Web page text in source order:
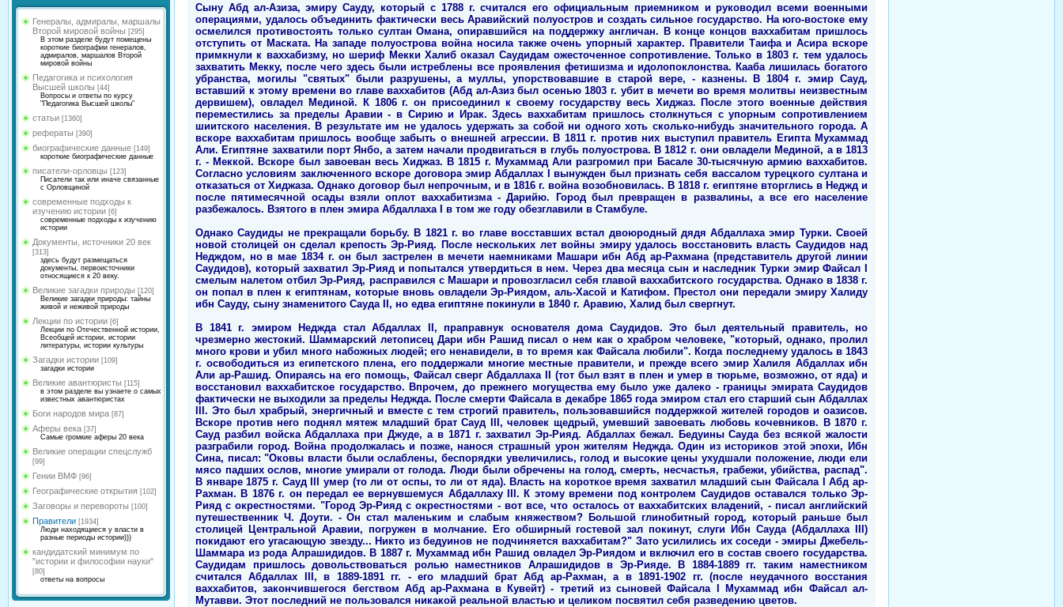
Генералы, адмиралы, маршалы
Второй мировой войны [295]
В этом разделе будут помещены
короткие биографии генералов,
адмиралов, маршалов Второй
мировой войны
Педагогика и психология
Высшей школы [44]
Вопросы и ответы по курсу
"Педагогика Высшей школы"
статьи [1360]
рефераты [390]
биографические данные [149]
короткие биографические данные
писатели-орловцы [123]
Писатели так или иначе связанные
с Орловщиной
современные подходы к
изучению истории [6]
современные подходы к изучению
истории
Документы, источники 20 век
[313]
здесь будут размещаться
документы, первоисточники
относящиеся к 20 веку.
Великие загадки природы [120]
Великие загадки природы: тайны
живой и неживой природы
Лекции по истории [6]
Лекции по Отечественной истории,
Всеобщей истории, истории
литературы, истории культуры
Загадки истории [109]
загадки истории
Великие авантюристы [115]
в этом разделе вы узнаете о самых
известных авантюристах
Боги народов мира [87]
Аферы века [37]
Самые громкие аферы 20 века
Великие операции спецслужб
[99]
Гении ВМФ [96]
Географические открытия [102]
Заговоры и перевороты [100]
Правители [1934]
Люди находящиеся у власти в
разные периоды истории)))
кандидатский минимум по
"истории и философии науки"
[80]
ответы на вопросы
Сыну Абд ал-Азиза, эмиру Сауду, который с 1788 г. считался его официальным приемником и руководил всеми военными
операциями, удалось объединить фактически весь Аравийский полуостров и создать сильное государство. На юго-востоке ему
осмелился противостоять только султан Омана, опиравшийся на поддержку англичан. В конце концов ваххабитам пришлось
отступить от Маската. На западе полуострова война носила также очень упорный характер. Правители Таифа и Асира вскоре
примкнули к ваххабизму, но шериф Мекки Халиб оказал Саудидам ожесточенное сопротивление. Только в 1803 г. тем удалось
захватить Мекку, после чего здесь были истреблены все проявления фетишизма и идолопоклонства. Кааба лишилась богатого
убранства, могилы "святых" были разрушены, а муллы, упорствовавшие в старой вере, - казнены. В 1804 г. эмир Сауд,
вставший к этому времени во главе ваххабитов (Абд ал-Азиз был осенью 1803 г. убит в мечети во время молитвы неизвестным
дервишем), овладел Мединой. К 1806 г. он присоединил к своему государству весь Хиджаз. После этого военные действия
переместились за пределы Аравии - в Сирию и Ирак. Здесь ваххабитам пришлось столкнуться с упорным сопротивлением
шиитского населения. В результате им не удалось удержать за собой ни одного хоть сколько-нибудь значительного города. А
вскоре ваххабитам пришлось вообще забыть о внешней агрессии. В 1811 г. против них выступил правитель Египта Мухаммад
Али. Египтяне захватили порт Янбо, а затем начали продвигаться в глубь полуострова. В 1812 г. они овладели Мединой, а в 1813
г. - Меккой. Вскоре был завоеван весь Хиджаз. В 1815 г. Мухаммад Али разгромил при Басале 30-тысячную армию ваххабитов.
Согласно условиям заключенного вскоре договора эмир Абдаллах I вынужден был признать себя вассалом турецкого султана и
отказаться от Хиджаза. Однако договор был непрочным, и в 1816 г. война возобновилась. В 1818 г. египтяне вторглись в Неджд и
после пятимесячной осады взяли оплот ваххабитизма - Дарийю. Город был превращен в развалины, а все его население
разбежалось. Взятого в плен эмира Абдаллаха I в том же году обезглавили в Стамбуле.
Однако Саудиды не прекращали борьбу. В 1821 г. во главе восставших встал двоюродный дядя Абдаллаха эмир Турки. Своей
новой столицей он сделал крепость Эр-Рияд. После нескольких лет войны эмиру удалось восстановить власть Саудидов над
Недждом, но в мае 1834 г. он был застрелен в мечети наемниками Машари ибн Абд ар-Рахмана (представитель другой линии
Саудидов), который захватил Эр-Рияд и попытался утвердиться в нем. Через два месяца сын и наследник Турки эмир Файсал I
смелым налетом отбил Эр-Рияд, расправился с Машари и провозгласил себя главой ваххабитского государства. Однако в 1838 г.
он попал в плен к египтянам, которые вновь овладели Эр-Риядом, аль-Хасой и Катифом. Престол они передали эмиру Халиду
ибн Сауду, сыну знаменитого Сауда II, но едва египтяне покинули в 1840 г. Аравию, Халид был свергнут.
В 1841 г. эмиром Неджда стал Абдаллах II, праправнук основателя дома Саудидов. Это был деятельный правитель, но
чрезмерно жестокий. Шаммарский летописец Дари ибн Рашид писал о нем как о храбром человеке, "который, однако, пролил
много крови и убил много набожных людей; его ненавидели, в то время как Файсала любили". Когда последнему удалось в 1843
г. освободиться из египетского плена, его поддержали многие местные правители, и прежде всего эмир Халиля Абдаллах ибн
Али ар-Рашид. Опираясь на его помощь, Файсал сверг Абдаллаха II (тот был взят в плен и умер в тюрьме, возможно, от яда) и
восстановил ваххабитское государство. Впрочем, до прежнего могущества ему было уже далеко - границы эмирата Саудидов
фактически не выходили за пределы Неджда. После смерти Файсала в декабре 1865 года эмиром стал его старший сын Абдаллах
III. Это был храбрый, энергичный и вместе с тем строгий правитель, пользовавшийся поддержкой жителей городов и оазисов.
Вскоре против него поднял мятеж младший брат Сауд III, человек щедрый, умевший завоевать любовь кочевников. В 1870 г.
Сауд разбил войска Абдаллаха при Джуде, а в 1871 г. захватил Эр-Рияд. Абдаллах бежал. Бедуины Сауда без всякой жалости
разграбили город. Война продолжалась и позже, нанося страшный урон жителям Неджда. Один из историков этой эпохи, Ибн
Сина, писал: "Оковы власти были ослаблены, беспорядки увеличились, голод и высокие цены ухудшали положение, люди ели
мясо падших ослов, многие умирали от голода. Люди были обречены на голод, смерть, несчастья, грабежи, убийства, распад".
В январе 1875 г. Сауд III умер (то ли от оспы, то ли от яда). Власть на короткое время захватил младший сын Файсала I Абд ар-
Рахман. В 1876 г. он передал ее вернувшемуся Абдаллаху III. К этому времени под контролем Саудидов оставался только Эр-
Рияд с окрестностями. "Город Эр-Рияд с окрестностями - вот все, что осталось от ваххабитских владений, - писал английский
путешественник Ч. Доути. - Он стал маленьким и слабым княжеством? Большой глинобитный город, который раньше был
столицей Центральной Аравии, погружен в молчание. Его обширный гостевой зал покинут, слуги Ибн Сауда (Абдаллаха III)
покидают его угасающую звезду... Никто из бедуинов не подчиняется ваххабитам?" Зато усилились их соседи - эмиры Джебель-
Шаммара из рода Алрашидидов. В 1887 г. Мухаммад ибн Рашид овладел Эр-Риядом и включил его в состав своего государства.
Саудидам пришлось довольствоваться ролью наместников Алрашидидов в Эр-Рияде. В 1884-1889 гг. таким наместником
считался Абдаллах III, в 1889-1891 гг. - его младший брат Абд ар-Рахман, а в 1891-1902 гг. (после неудачного восстания
ваххабитов, закончившегося бегством Абд ар-Рахмана в Кувейт) - третий из сыновей Файсала I Мухаммад ибн Файсал ал-
Мутавви. Этот последний не пользовался никакой реальной властью и целиком посвятил себя разведению цветов.